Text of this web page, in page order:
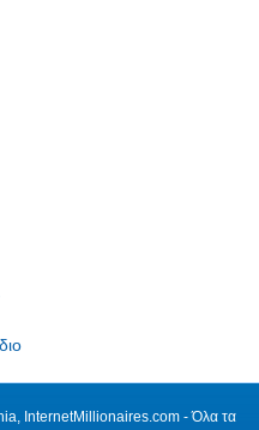
InternetMillionaires.com - Όλα τα